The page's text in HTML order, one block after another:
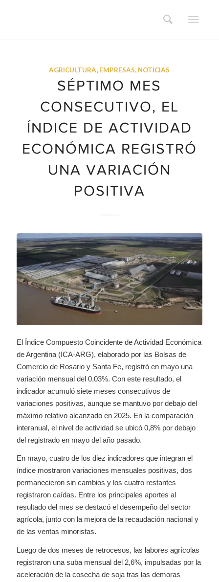
AGRICULTURA, EMPRESAS, NOTICIAS
SÉPTIMO MES
CONSECUTIVO, EL
ÍNDICE DE ACTIVIDAD
ECONÓMICA REGISTRÓ
UNA VARIACIÓN
POSITIVA
El Índice Compuesto Coincidente de Actividad Económica
de Argentina (ICA-ARG), elaborado por las Bolsas de
Comercio de Rosario y Santa Fe, registró en mayo una
variación mensual del 0,03%. Con este resultado, el
indicador acumuló siete meses consecutivos de
variaciones positivas, aunque se mantuvo por debajo del
máximo relativo alcanzado en 2025. En la comparación
interanual, el nivel de actividad se ubicó 0,8% por debajo
del registrado en mayo del año pasado.
En mayo, cuatro de los diez indicadores que integran el
índice mostraron variaciones mensuales positivas, dos
permanecieron sin cambios y los cuatro restantes
registraron caídas. Entre los principales aportes al
resultado del mes se destacó el desempeño del sector
agrícola, junto con la mejora de la recaudación nacional y
de las ventas minoristas.
Luego de dos meses de retrocesos, las labores agrícolas
registraron una suba mensual del 2,6%, impulsadas por la
aceleración de la cosecha de soja tras las demoras